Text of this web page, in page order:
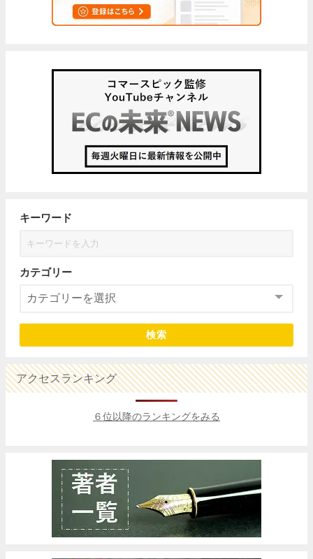
キーワード
カテゴリー
検索
アクセスランキング
６位以降のランキングをみる